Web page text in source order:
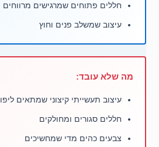
חללים פתוחים שמרגישים מרווחים
עיצוב שמשלב פנים וחוץ
מה שלא עובד:
עיצוב תעשייתי קיצוני שמתאים ליפו
חללים סגורים ומחולקים
צבעים כהים מדי שמחשיכים